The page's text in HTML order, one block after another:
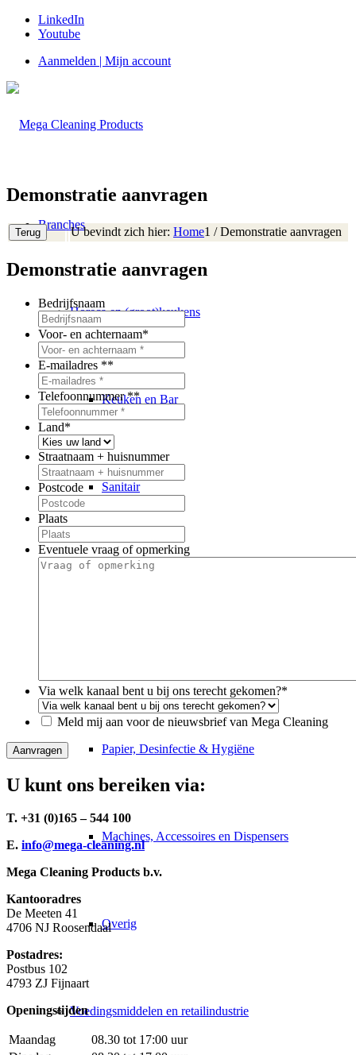
LinkedIn
Youtube
Aanmelden | Mijn account
Branches
Horeca en (groot)keukens
Keuken en Bar
Sanitair
Vloeren
Papier, Desinfectie & Hygiëne
Machines, Accessoires en Dispensers
Overig
Voedingsmiddelen en retailindustrie
Demonstratie aanvragen
U bevindt zich hier: Home1 / Demonstratie aanvragen
Demonstratie aanvragen
Bedrijfsnaam
Voor- en achternaam*
E-mailadres **
Telefoonnummer **
Land*
Straatnaam + huisnummer
Postcode
Plaats
Eventuele vraag of opmerking
Via welk kanaal bent u bij ons terecht gekomen?*
Meld mij aan voor de nieuwsbrief van Mega Cleaning
Aanvragen
U kunt ons bereiken via:
T. +31 (0)165 – 544 100
E. info@mega-cleaning.nl
Mega Cleaning Products b.v.
Kantooradres
De Meeten 41
4706 NJ Roosendaal
Postadres:
Postbus 102
4793 ZJ Fijnaart
Openingstijden
Maandag
08.30 tot 17:00 uur